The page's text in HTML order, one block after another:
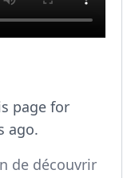
page for
ago.
de découvrir